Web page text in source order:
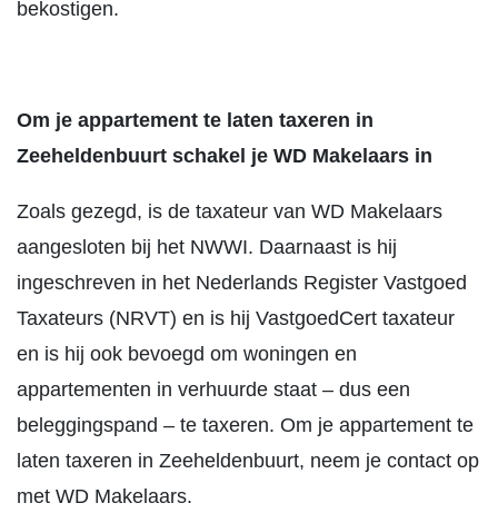
bekostigen.
Om je appartement te laten taxeren in
Zeeheldenbuurt schakel je WD Makelaars in
Zoals gezegd, is de taxateur van WD Makelaars
aangesloten bij het NWWI. Daarnaast is hij
ingeschreven in het Nederlands Register Vastgoed
Taxateurs (NRVT) en is hij VastgoedCert taxateur
en is hij ook bevoegd om woningen en
appartementen in verhuurde staat – dus een
beleggingspand – te taxeren. Om je appartement te
laten taxeren in Zeeheldenbuurt, neem je contact op
met WD Makelaars.